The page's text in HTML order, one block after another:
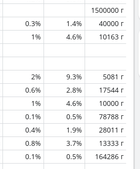
1500000 г
0.3% 1.4%
40000 г
1% 4.6%
10163 г
2% 9.3%
5081 г
0.6% 2.8%
17544 г
1% 4.6%
10000 г
0.1% 0.5%
78788 г
0.4% 1.9%
28011 г
0.8% 3.7%
13333 г
0.1% 0.5% 164286 г